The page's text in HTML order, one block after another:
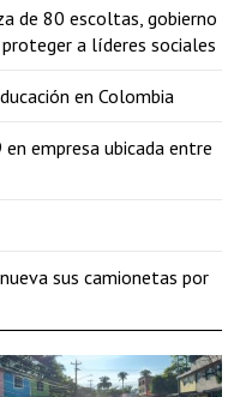
de 80 escoltas, gobierno
a líderes sociales
en Colombia
empresa ubicada entre
sus camionetas por